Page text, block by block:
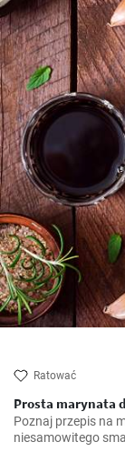
Ratować
Prosta marynata
Poznaj przepis na
niesamowitego